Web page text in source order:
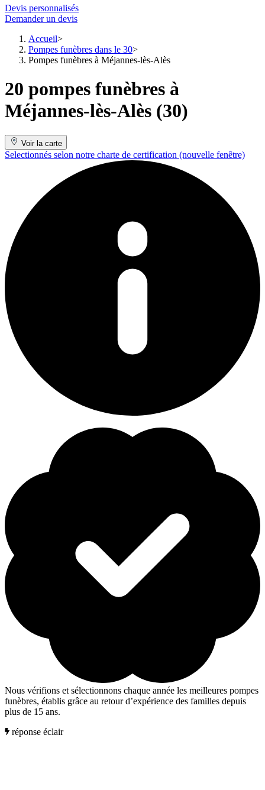
Devis personnalisés
Demander un devis
Accueil
Pompes funèbres dans le 30
Pompes funèbres à Méjannes-lès-Alès
20 pompes funèbres à
Méjannes-lès-Alès (30)
Voir la carte
Selectionnés selon notre charte de certification (nouvelle fenêtre)
Nous vérifions et sélectionnons chaque année les meilleures pompes
funèbres, établis grâce au retour d’expérience des familles depuis
plus de 15 ans.
réponse éclair